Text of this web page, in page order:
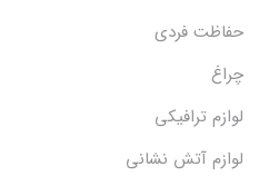
حفاظت فردی
چراغ
لوازم ترافیکی
لوازم آتش نشانی